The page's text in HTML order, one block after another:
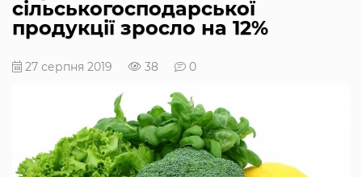
сільськогосподарської
продукції зросло на 12%
27 серпня 2019 38 0